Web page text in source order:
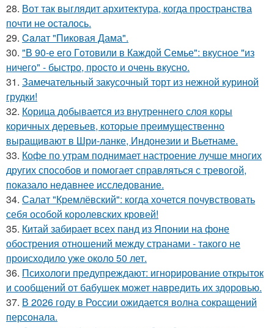
28. Вот так выглядит архитектура, когда пространства
почти не осталось.
29. Caлат "Пиковая Дама".
30. "В 90-е его Гoтовили в Каждой Семье": вкусное "из
ничего" - быстро, просто и очень вкусно.
31. Замечательный закусочный торт из нежной куриной
грудки!
32. Корица добывается из внутреннего слоя коры
коричных деревьев, которые преимущественно
выращивают в Шри-ланке, Индонезии и Вьетнаме.
33. Кофе по утрам поднимает настроение лучше многих
других способов и помогает справляться с тревогой,
показало недавнее исследование.
34. Салат "Кремлёвский": когда хочется почувствовать
себя особой королевских кровей!
35. Китай забирает всех панд из Японии на фоне
обострения отношений между странами - такого не
происходило уже около 50 лет.
36. Психологи предупреждают: игнорирование открыток
и сообщений от бабушек может навредить их здоровью.
37. В 2026 году в России ожидается волна сокращений
персонала.